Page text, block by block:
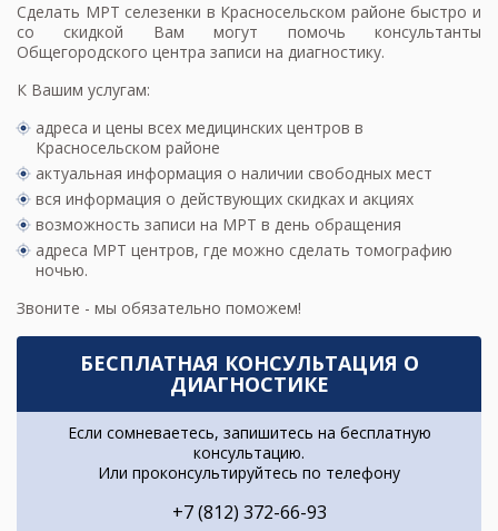
Сделать МРТ селезенки в Красносельском районе быстро и
со скидкой Вам могут помочь консультанты
Общегородского центра записи на диагностику.
К Вашим услугам:
адреса и цены всех медицинских центров в
Красносельском районе
актуальная информация о наличии свободных мест
вся информация о действующих скидках и акциях
возможность записи на МРТ в день обращения
адреса МРТ центров, где можно сделать томографию
ночью.
Звоните - мы обязательно поможем!
БЕСПЛАТНАЯ КОНСУЛЬТАЦИЯ О
ДИАГНОСТИКЕ
Если сомневаетесь, запишитесь на бесплатную
консультацию.
Или проконсультируйтесь по телефону
+7 (812) 372-66-93